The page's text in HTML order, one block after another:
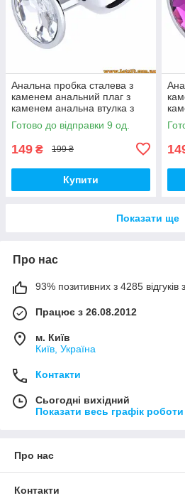
Анальна пробка сталева з
каменем анальний плаг з
каменем анальна втулка з
кристалом метал залізна
Готово до відправки 9 од.
149 ₴ 199 ₴
Купити
Показати ще
Про нас
93% позитивних з 4285 відгуків
Працює з 26.08.2012
м. Київ
Київ, Україна
Контакти
Сьогодні вихідний
Показати весь графік роботи
Про нас
Контакти